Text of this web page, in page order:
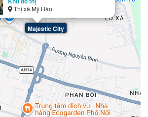
Majestic City
Thị xã Mỹ Hào